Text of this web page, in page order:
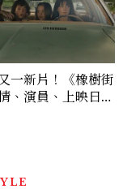
一新片！《橡樹街
、演員、上映日一